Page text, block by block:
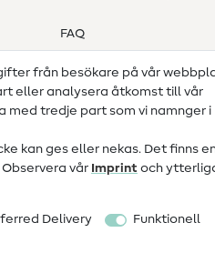
FAQ
Ångerrätt
från besökare på vår
eller analysera åtkomst till vår
med tredje part som vi namnger i
kan ges eller nekas. Det finns
vår Imprint och
Delivery
Funktionell